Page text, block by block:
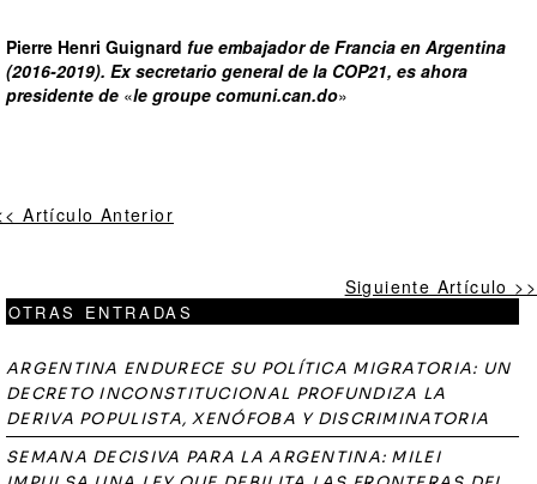
Pierre Henri Guignard fue embajador de Francia en Argentina
(2016-2019). Ex secretario general de la COP21, es ahora
presidente de «le groupe comuni.can.do»
Artículo Anterior
Siguiente Artículo >>
OTRAS ENTRADAS
ARGENTINA ENDURECE SU POLÍTICA MIGRATORIA: UN
DECRETO INCONSTITUCIONAL PROFUNDIZA LA
DERIVA POPULISTA, XENÓFOBA Y DISCRIMINATORIA
SEMANA DECISIVA PARA LA ARGENTINA: MILEI